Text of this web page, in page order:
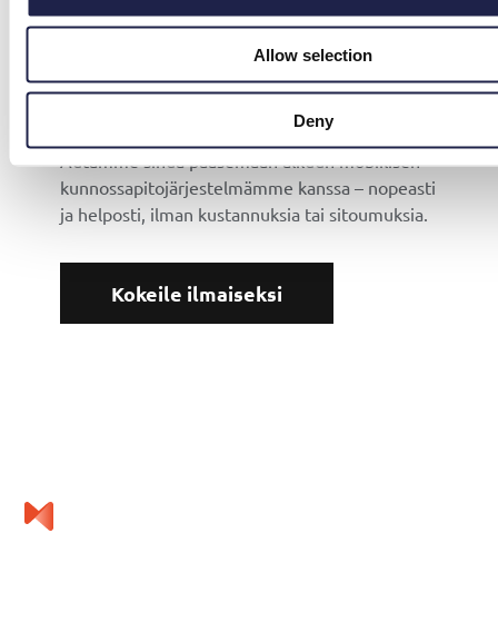
Allow selection
Deny
KOKEILE ILMAISEKSI
Haluatko kokeilla
Mainteria?
Autamme sinua pääsemään alkuun mobiilisen
kunnossapitojärjestelmämme kanssa – nopeasti
ja helposti, ilman kustannuksia tai sitoumuksia.
Kokeile ilmaiseksi